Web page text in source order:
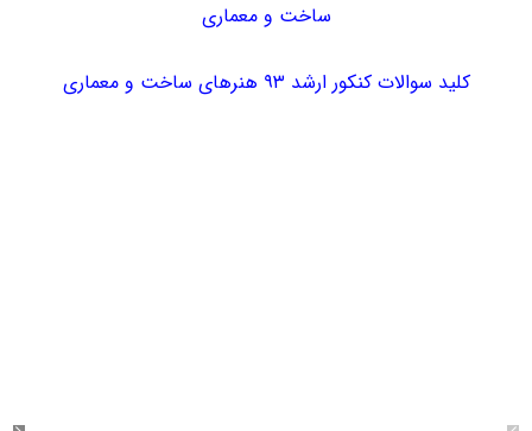
ساخت و معماری
کلید سوالات کنکور ارشد ۹۳ هنرهای ساخت و معماری